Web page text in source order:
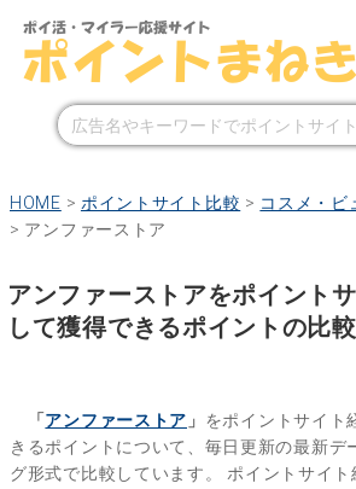
HOME > ポイントサイト比較 > コスメ・ビ
> アンファーストア
アンファーストアをポイント
して獲得できるポイントの比較
「 アンファーストア 」 をポイントサイト
きるポイントについて、毎日更新の最新デ
グ形式で比較しています。 ポイントサイト